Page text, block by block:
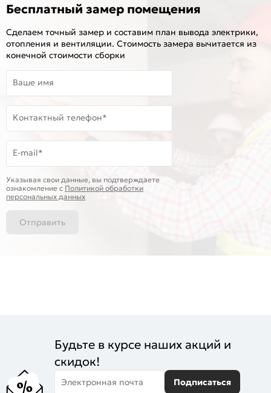
Бесплатный замер помещения
Сделаем точный замер и составим план вывода электрики,
отопления и вентиляции. Стоимость замера вычитается из
конечной стоимости сборки
Ваше имя
Контактный телефон*
E-mail*
Указывая свои данные, вы подтверждаете
ознакомление c Политикой обработки
персональных данных
Отправить
Будьте в курсе наших акций и
скидок!
Электронная почта Подписаться